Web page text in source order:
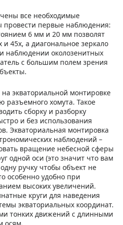
все необходимые
провести первые наблюдения:
6 мм и 20 мм позволят
45х, а диагональное зеркало
наблюдении околозенитных
с большим полем зрения
на экваториальной монтировке
разъемного хомута. Такое
сборку и разборку
и без использования
Экваториальная монтировка
наблюдений –
вращение небесной сферы
одной оси (это значит что вам
ручку чтобы объект не
особенно удобно при
высоких увеличений.
круги для наведения
экваториальных координат.
тонких движений с длинными